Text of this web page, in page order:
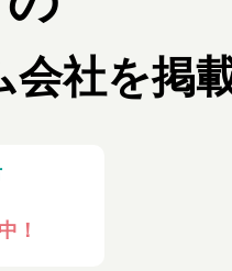
会社を掲
！